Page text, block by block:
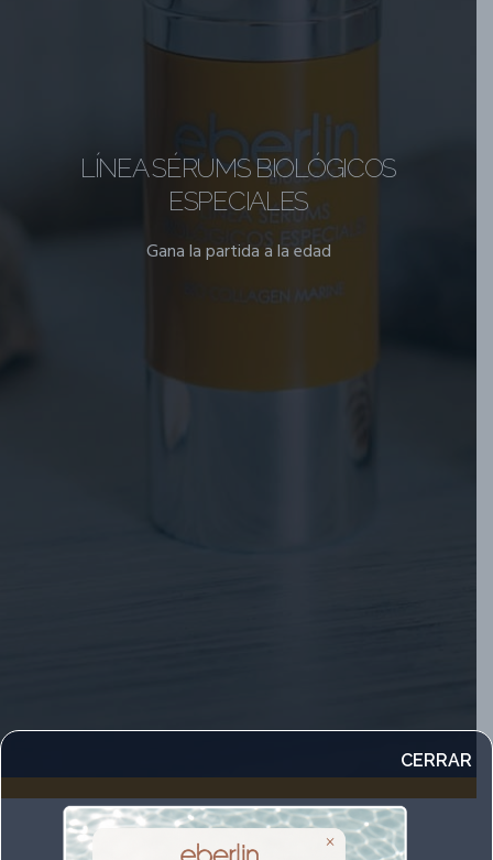
LÍNEA SÉRUMS BIOLÓGICOS
ESPECIALES
Gana la partida a la edad
CERRAR